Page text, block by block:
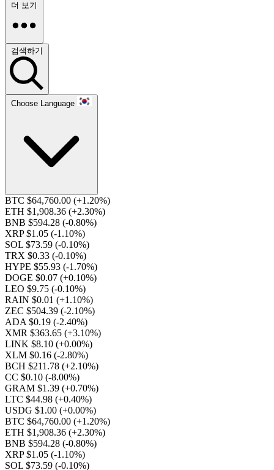
더 보기
검색하기
Choose Language
BTC $64,760.00 (+1.20%)
ETH $1,908.36 (+2.30%)
BNB $594.28 (-0.80%)
XRP $1.05 (-1.10%)
SOL $73.59 (-0.10%)
TRX $0.33 (-0.10%)
HYPE $55.93 (-1.70%)
DOGE $0.07 (+0.10%)
LEO $9.75 (-0.10%)
RAIN $0.01 (+1.10%)
ZEC $504.39 (-2.10%)
ADA $0.19 (-2.40%)
XMR $363.65 (+3.10%)
LINK $8.10 (+0.00%)
XLM $0.16 (-2.80%)
BCH $211.78 (+2.10%)
CC $0.10 (-8.00%)
GRAM $1.39 (+0.70%)
LTC $44.98 (+0.40%)
USDG $1.00 (+0.00%)
BTC $64,760.00 (+1.20%)
ETH $1,908.36 (+2.30%)
BNB $594.28 (-0.80%)
XRP $1.05 (-1.10%)
SOL $73.59 (-0.10%)